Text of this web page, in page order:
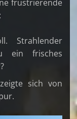
frustrierende
Strahlender
ein frisches
sich von